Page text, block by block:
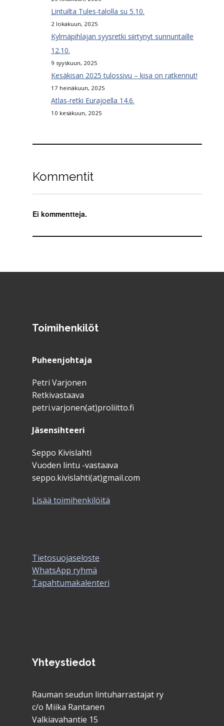
Lintuilta Tules-talolla su 5.10.
2 lokakuun, 2025
Kylmäpihlajan syysretki siirtynyt sunnuntaille
12.10.
9 syyskuun, 2025
Kesäkisan 2025 tulossivu – kisa on ratkennut!
17 heinäkuun, 2025
Atlas-retki Eurajoella 14.6.
10 kesäkuun, 2025
Kommentit
Ei kommentteja.
Toimihenkilöt
Puheenjohtaja
Petri Varjonen
Retkivastaava
petri.varjonen(at)proliitto.fi
Jäsensihteeri
Seppo Kivislahti
Vuoden lintu -vastaava
seppo.kivislahti(at)gmail.com
Lisää toimihenkilöitä
Tietosuojaseloste
WhatsApp ryhmä
Tapahtumakalenteri
Yhteystiedot
Rauman seudun lintuharrastajat ry
c/o Miika Rantanen
Valkiavahantie 15